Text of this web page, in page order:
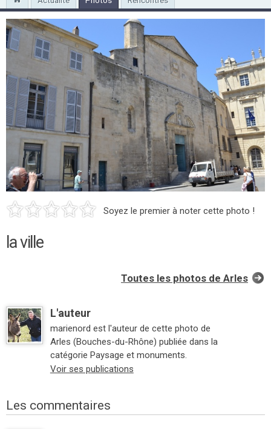
Soyez le premier à noter cette photo !
la ville
Toutes les photos de Arles
L'auteur
marienord est l'auteur de cette photo de
Arles (Bouches-du-Rhône) publiée dans la
catégorie Paysage et monuments.
Voir ses publications
Les commentaires